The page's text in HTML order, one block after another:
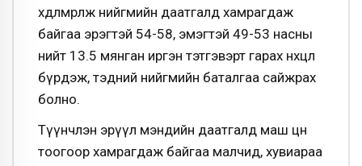
хөдөлмөрлөж нийгмийн даатгалд хамрагдаж
байгаа эрэгтэй 54-58, эмэгтэй 49-53 насны
нийт 13.5 мянган иргэн тэтгэвэрт гарах нөхцөл
бүрдэж, тэдний нийгмийн баталгаа сайжрах
болно.
Түүнчлэн эрүүл мэндийн даатгалд маш цөөн
тоогоор хамрагдаж байгаа малчид, хувиараа